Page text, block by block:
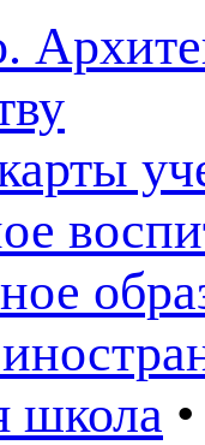
школа •